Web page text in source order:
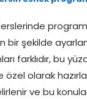
bir şekilde
farklıdır, bu
özel olarak
ve bu